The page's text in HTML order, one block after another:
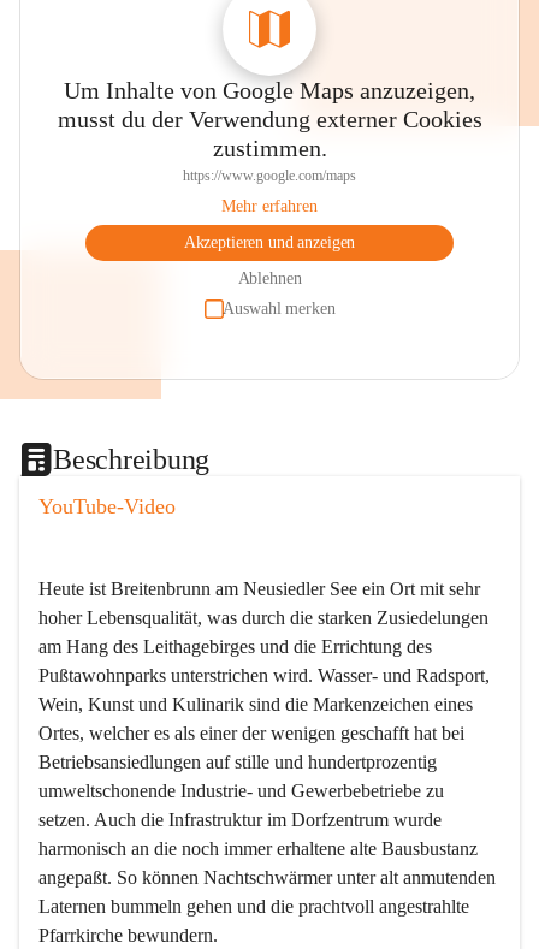
Um Inhalte von Google Maps anzuzeigen,
musst du der Verwendung externer Cookies
zustimmen.
https://www.google.com/maps
Mehr erfahren
Akzeptieren und anzeigen
Ablehnen
Auswahl merken
Beschreibung
YouTube-Video
Heute ist Breitenbrunn am Neusiedler See ein Ort mit sehr
hoher Lebensqualität, was durch die starken Zusiedelungen
am Hang des Leithagebirges und die Errichtung des
Pußtawohnparks unterstrichen wird. Wasser- und Radsport,
Wein, Kunst und Kulinarik sind die Markenzeichen eines
Ortes, welcher es als einer der wenigen geschafft hat bei
Betriebsansiedlungen auf stille und hundertprozentig
umweltschonende Industrie- und Gewerbebetriebe zu
setzen. Auch die Infrastruktur im Dorfzentrum wurde
harmonisch an die noch immer erhaltene alte Bausbustanz
angepaßt. So können Nachtschwärmer unter alt anmutenden
Laternen bummeln gehen und die prachtvoll angestrahlte
Pfarrkirche bewundern.